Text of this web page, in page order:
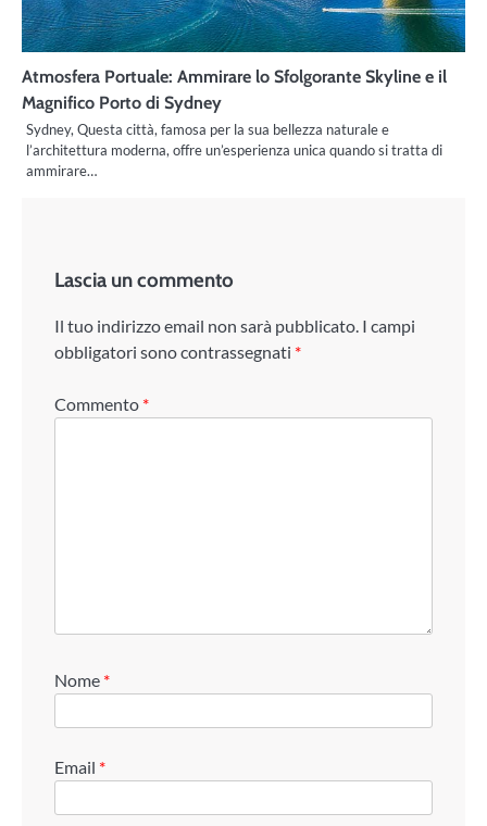
Atmosfera Portuale: Ammirare lo Sfolgorante Skyline e il
Magnifico Porto di Sydney
Sydney, Questa città, famosa per la sua bellezza naturale e
l’architettura moderna, offre un’esperienza unica quando si tratta di
ammirare…
Lascia un commento
Il tuo indirizzo email non sarà pubblicato. I campi
obbligatori sono contrassegnati *
Commento *
Nome *
Email *